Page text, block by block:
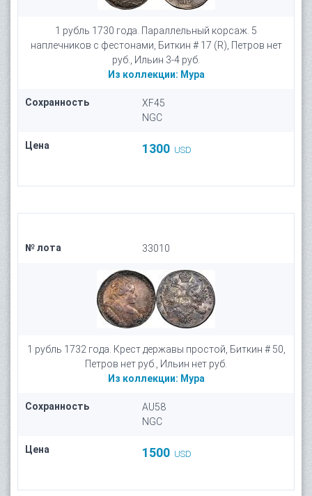
1 рубль 1730 года. Параллельный корсаж. 5
наплечников c фестонами, Биткин # 17 (R), Петров нет
руб., Ильин 3-4 руб.
Из коллекции: Мура
Сохранность
XF45
NGC
Цена 1300 USD
№ лота 33010
1 рубль 1732 года. Крест державы простой, Биткин # 50,
Петров нет руб., Ильин нет руб.
Из коллекции: Мура
Сохранность
AU58
NGC
Цена 1500 USD